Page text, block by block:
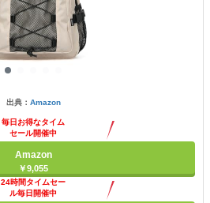
出典： Amazon
毎日お得なタイム
セール開催中
Amazon
￥9,055
24時間タイムセー
ル毎日開催中